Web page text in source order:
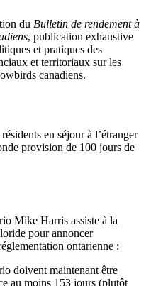
du Bulletin de rendement à
, publication exhaustive
et pratiques des
et territoriaux sur les
canadiens.
en séjour à l’étranger
provision de 100 jours de
Mike Harris assiste à la
pour annoncer
ontarienne :
doivent maintenant être
au moins 153 jours (plutôt